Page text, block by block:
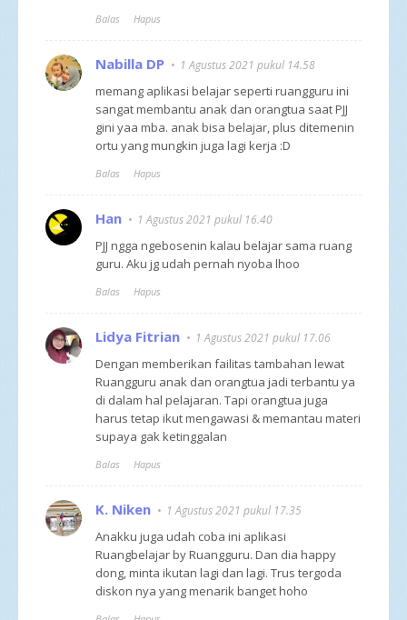
Balas Hapus
Nabilla DP 1 Agustus 2021 pukul 14.58
memang aplikasi belajar seperti ruangguru ini
sangat membantu anak dan orangtua saat PJJ
gini yaa mba. anak bisa belajar, plus ditemenin
ortu yang mungkin juga lagi kerja :D
Balas Hapus
Han 1 Agustus 2021 pukul 16.40
PJJ ngga ngebosenin kalau belajar sama ruang
guru. Aku jg udah pernah nyoba lhoo
Balas Hapus
Lidya Fitrian 1 Agustus 2021 pukul 17.06
Dengan memberikan failitas tambahan lewat
Ruangguru anak dan orangtua jadi terbantu ya
di dalam hal pelajaran. Tapi orangtua juga
harus tetap ikut mengawasi & memantau materi
supaya gak ketinggalan
Balas Hapus
K. Niken 1 Agustus 2021 pukul 17.35
Anakku juga udah coba ini aplikasi
Ruangbelajar by Ruangguru. Dan dia happy
dong, minta ikutan lagi dan lagi. Trus tergoda
diskon nya yang menarik banget hoho